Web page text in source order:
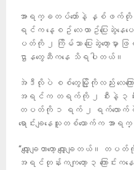
အာရက္ခတပ်တော်နဲ့ နှစ်ဖက်တိုက်
ရင်က နေ့စဥ် လေယာဥ်ပြေးဆွဲ
ပတ်ကို ၂ ကြိမ်သာ ပြေးဆွဲတော့မှ
ဌာနတွေဆီကနေ သိရပါတယ်။
အဲဒီလိုပဲ စစ်တွေမြို့ကိုလည်း လေကြော
အရင်က တရက်ကို ၂ စီးနဲ့ ၃စီး ပ
တပတ်ကို ၁ ရက် ၂ ရက်လောက်ပဲ
ရောင်းချနေသူတစ်ယောက်က အာ
“လျှော့ချတာတော့ လျှော့ချတယ်
အရင်တုန်းကကျတော့ ၃ ကြောင်း